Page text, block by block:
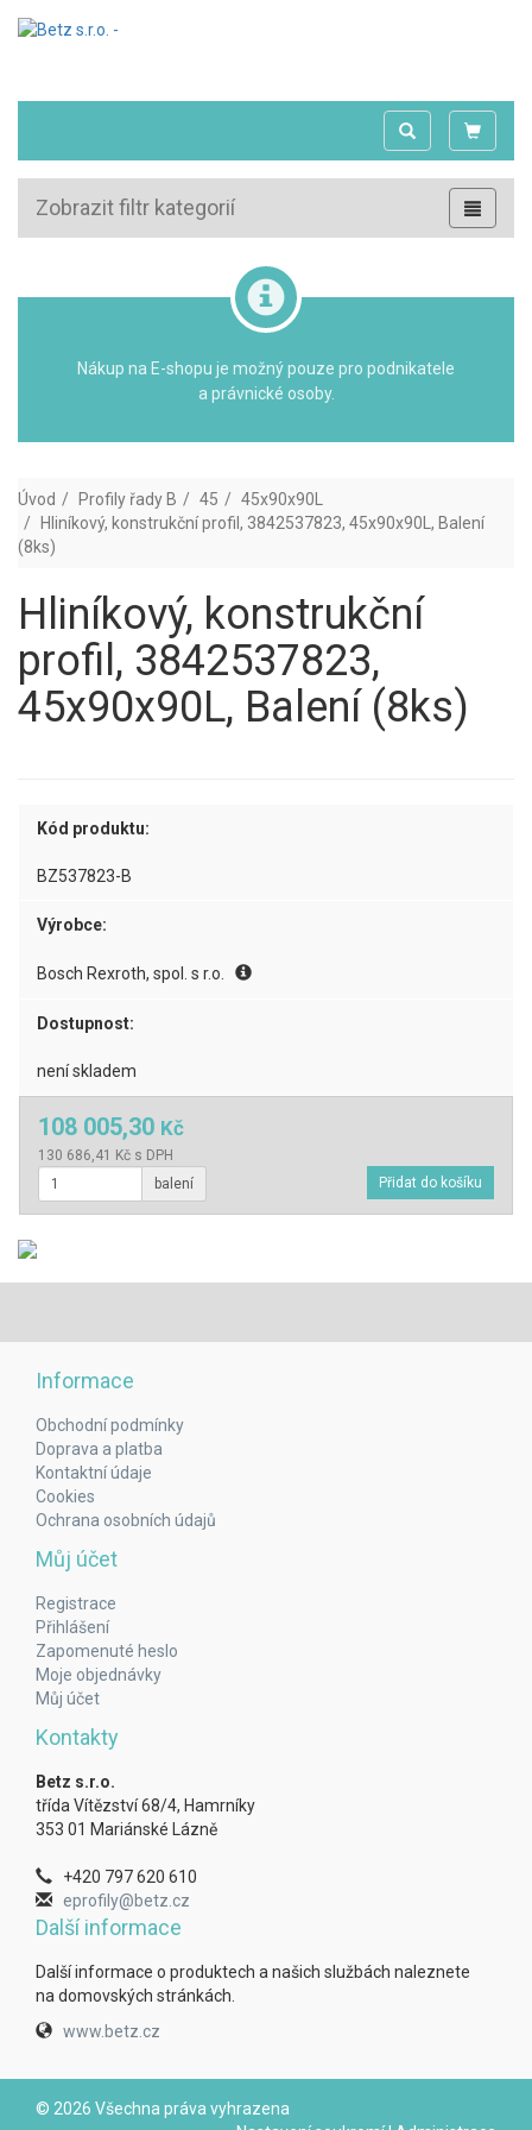
Zobrazit filtr kategorií
Nákup na E-shopu je možný pouze pro podnikatele
a právnické osoby.
Úvod Profily řady B 45
45x90x90L
Hliníkový, konstrukční profil, 3842537823, 45x90x90L, Balení
(8ks)
Hliníkový, konstrukční
profil, 3842537823,
45x90x90L, Balení (8ks)
Kód produktu:
BZ537823-B
Výrobce:
Bosch Rexroth, spol. s r.o.
Dostupnost:
není skladem
108 005,30 Kč
130 686,41 Kč s DPH
balení
Informace
Obchodní podmínky
Doprava a platba
Kontaktní údaje
Cookies
Ochrana osobních údajů
Můj účet
Registrace
Přihlášení
Zapomenuté heslo
Moje objednávky
Můj účet
Kontakty
Betz s.r.o.
třída Vítězství 68/4, Hamrníky
353 01 Mariánské Lázně
+420 797 620 610
eprofily@betz.cz
Další informace
Další informace o produktech a našich službách naleznete
na domovských stránkách.
www.betz.cz
© 2026 Všechna práva vyhrazena